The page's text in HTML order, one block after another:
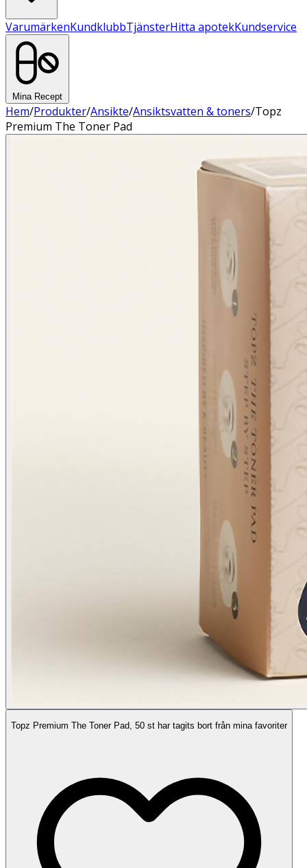
VarumärkenKundklubbTjänsterHitta apotekKundservice
Mina Recept
Hem/Produkter/Ansikte/Ansiktsvatten & toners/Topz
Premium The Toner Pad
Topz Premium The Toner Pad, 50 st har tagits bort från mina favoriter